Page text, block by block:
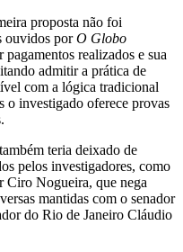
proposta não foi
ouvidos porO Globo
realizados e sua
admitir a prática de
com a lógica tradicional
o investigado oferece provas
teria deixado de
pelos investigadores, como
Ciro Nogueira, que nega
mantidas com o senador
do Rio de Janeiro Cláudio